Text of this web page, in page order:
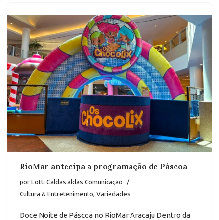
RioMar antecipa a programação de Páscoa
porLotti Caldas aldas Comunicação
Cultura & Entretenimento, Variedades
Doce Noite de Páscoa no RioMar Aracaju Dentro da